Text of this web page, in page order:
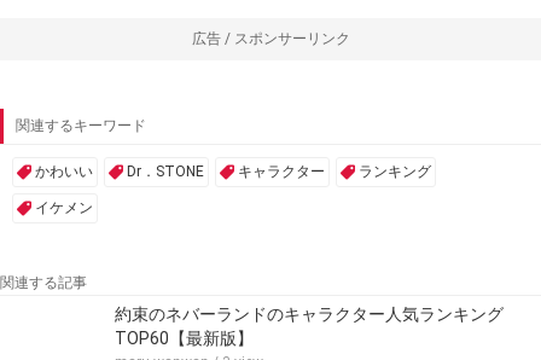
広告 / スポンサーリンク
関連するキーワード
かわいい Dr．STONE キャラクター ランキング
イケメン
関連する記事
約束のネバーランドのキャラクター人気ランキング
TOP60【最新版】